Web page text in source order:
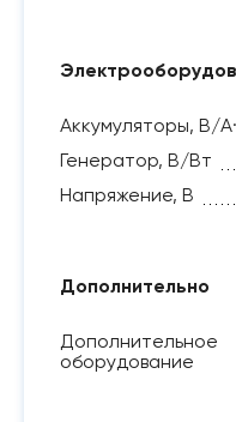
Аккумуляторы, В/
Генератор, В/Вт
Напряжение, B
Дополнительно
Дополнительное
оборудование